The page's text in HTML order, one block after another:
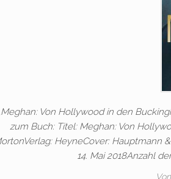
Von Hollywood in den
zum Buch: Titel: Meghan: Von
HeyneCover: Hauptmann
14. Mai 2018Anzahl
Von